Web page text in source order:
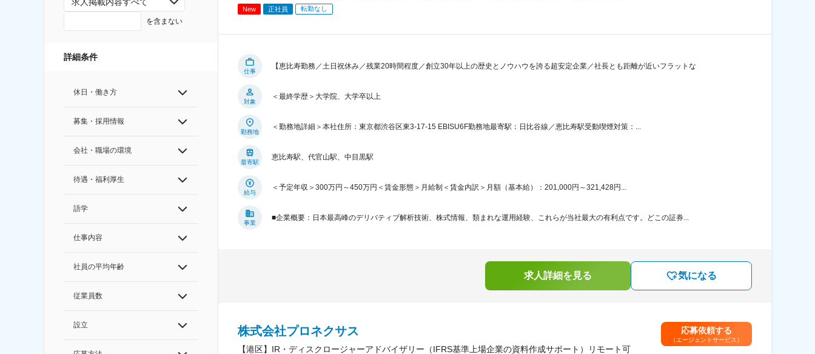
を含まない
詳細条件
休日・働き方
募集・採用情報
会社・職場の環境
待遇・福利厚生
語学
仕事内容
社員の平均年齢
従業員数
設立
New 正社員 転勤なし
仕事
【恵比寿勤務／土日祝休み／残業20時間程度／創立30年以上の歴史とノウハウを誇る超安定企業／社長とも距離が近いフラットな
対象
＜最終学歴＞大学院、大学卒以上
勤務地
＜勤務地詳細＞本社住所：東京都渋谷区東3-17-15 EBISU6F勤務地最寄駅：日比谷線／恵比寿駅受動喫煙対策：...
最寄駅
恵比寿駅、代官山駅、中目黒駅
給与
＜予定年収＞300万円～450万円＜賃金形態＞月給制＜賃金内訳＞月額（基本給）：201,000円～321,428円...
事業
■企業概要：日本最高峰のデリバティブ解析技術、株式情報、類まれな運用経験、これらが当社最大の有利点です。どこの証券...
求人詳細を見る 気になる
株式会社プロネクサス
【港区】IR・ディスクロージャーアドバイザリー（IFRS基準上場企業の資料作成サポート）リモート可
応募依頼する
（エージェントサービス）